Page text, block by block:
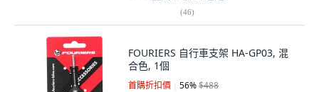
(46)
FOURIERS 自行車支架 HA-GP03, 混
合色, 1個
首購折扣價 56%$488